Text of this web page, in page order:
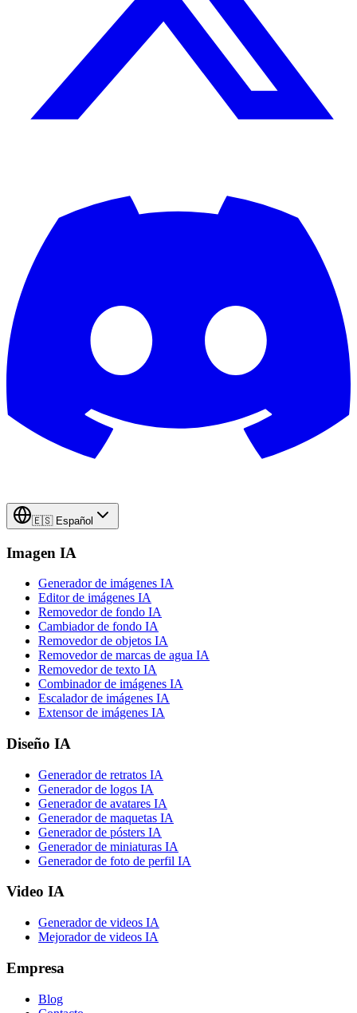
🇪🇸 Español
Imagen IA
Generador de imágenes IA
Editor de imágenes IA
Removedor de fondo IA
Cambiador de fondo IA
Removedor de objetos IA
Removedor de marcas de agua IA
Removedor de texto IA
Combinador de imágenes IA
Escalador de imágenes IA
Extensor de imágenes IA
Diseño IA
Generador de retratos IA
Generador de logos IA
Generador de avatares IA
Generador de maquetas IA
Generador de pósters IA
Generador de miniaturas IA
Generador de foto de perfil IA
Video IA
Generador de videos IA
Mejorador de videos IA
Empresa
Blog